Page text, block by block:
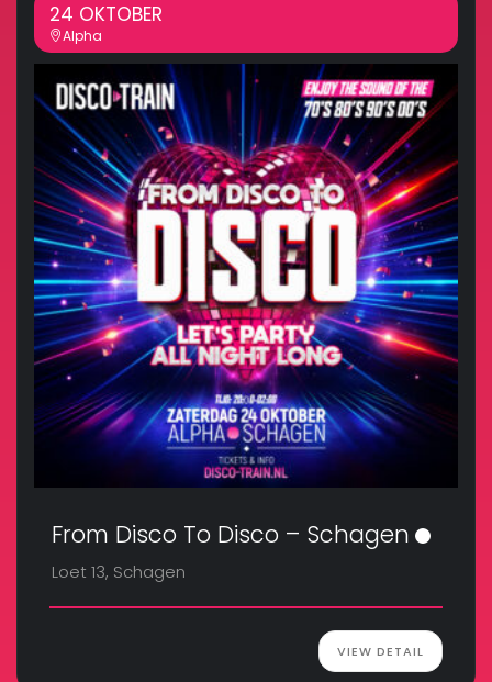
24 OKTOBER
Alpha
From Disco To Disco – Schagen
Loet 13, Schagen
VIEW DETAIL